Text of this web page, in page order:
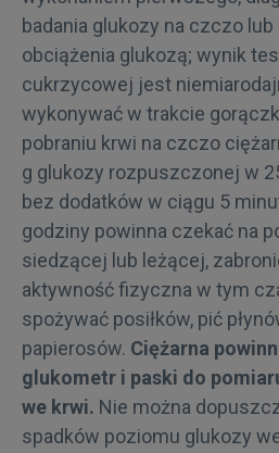
badania glukozy na czczo
obciążenia glukozą; wynik
cukrzycowej jest
wykonywać w trakcie
pobraniu krwi na czczo
g glukozy rozpuszczonej w
bez dodatków w ciągu 5
godziny powinna czekać na
siedzącej lub leżącej,
aktywność fizyczna w tym
spożywać posiłków, pić
papierosów. Ciężarna
glukometr i paski do
we krwi. Nie można
spadków poziomu glukozy